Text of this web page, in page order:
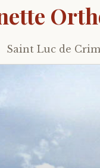
Skip
to
Saint Luc de